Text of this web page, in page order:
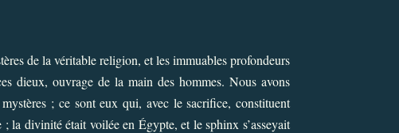
de la véritable religion, et les immuables profondeurs
dieux, ouvrage de la main des hommes. Nous avons
; ce sont eux qui, avec le sacrifice, constituent
la divinité était voilée en Égypte, et le sphinx s’asseyait